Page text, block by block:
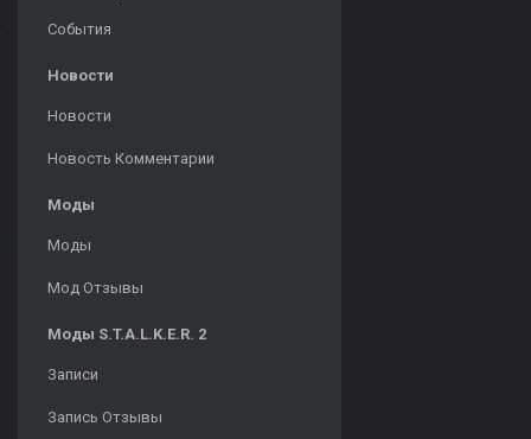
События
Новости
Новости
Новость Комментарии
Моды
Моды
Мод Отзывы
Моды S.T.A.L.K.E.R. 2
Записи
Запись Отзывы